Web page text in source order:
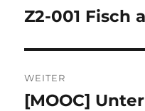
Vorheriger
Z2-001 Fisch
WEITER
Nächster
[MOOC]